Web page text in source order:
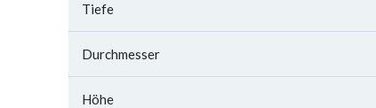
Tiefe
Durchmesser
Höhe